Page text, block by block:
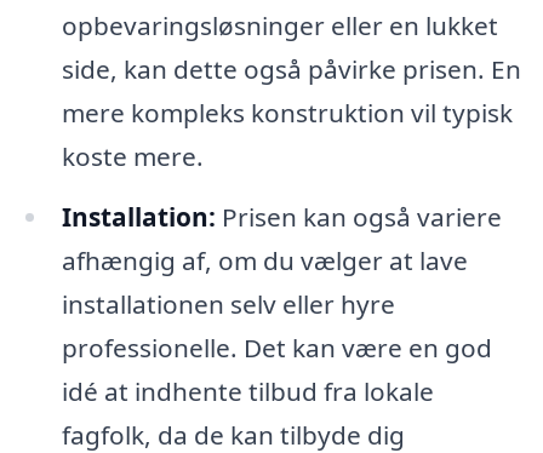
opbevaringsløsninger eller en lukket
side, kan dette også påvirke prisen. En
mere kompleks konstruktion vil typisk
koste mere.
Installation: Prisen kan også variere
afhængig af, om du vælger at lave
installationen selv eller hyre
professionelle. Det kan være en god
idé at indhente tilbud fra lokale
fagfolk, da de kan tilbyde dig